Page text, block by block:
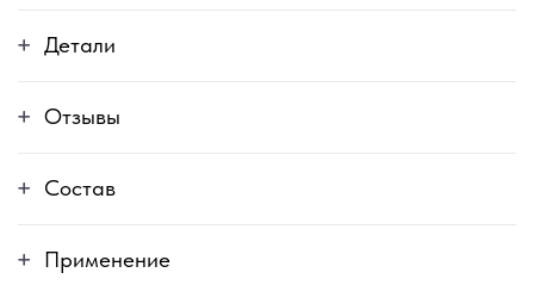
Детали
Отзывы
Состав
Применение